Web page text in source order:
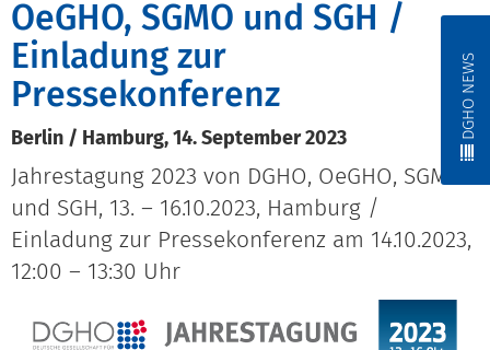
DGHO NEWS
OeGHO, SGMO und SGH /
Einladung zur
Pressekonferenz
Berlin / Hamburg, 14. September 2023
Jahrestagung 2023 von DGHO, OeGHO, SGMO
und SGH, 13. – 16.10.2023, Hamburg /
Einladung zur Pressekonferenz am 14.10.2023,
12:00 – 13:30 Uhr